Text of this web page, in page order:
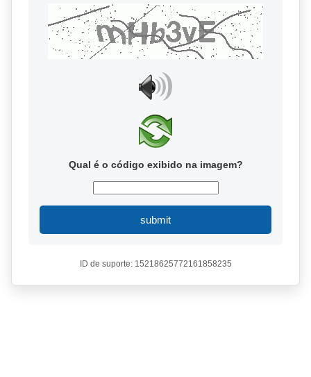
Qual é o código exibido na imagem?
submit
ID de suporte: 15218625772161858235